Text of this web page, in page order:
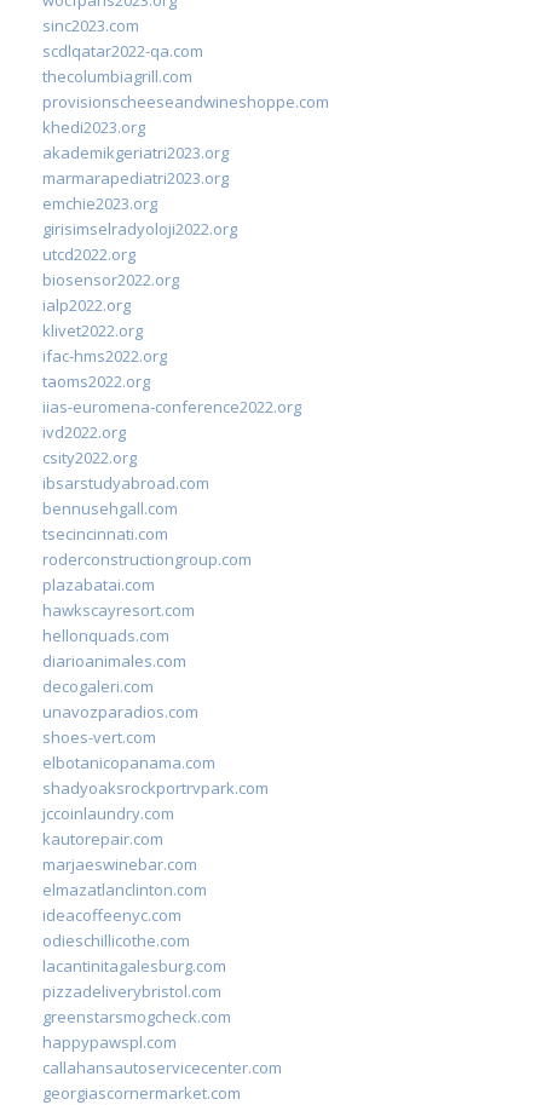
sinc2023.com
scdlqatar2022-qa.com
thecolumbiagrill.com
provisionscheeseandwineshoppe.com
khedi2023.org
akademikgeriatri2023.org
marmarapediatri2023.org
emchie2023.org
girisimselradyoloji2022.org
utcd2022.org
biosensor2022.org
ialp2022.org
klivet2022.org
ifac-hms2022.org
taoms2022.org
iias-euromena-conference2022.org
ivd2022.org
csity2022.org
ibsarstudyabroad.com
bennusehgall.com
tsecincinnati.com
roderconstructiongroup.com
plazabatai.com
hawkscayresort.com
hellonquads.com
diarioanimales.com
decogaleri.com
unavozparadios.com
shoes-vert.com
elbotanicopanama.com
shadyoaksrockportrvpark.com
jccoinlaundry.com
kautorepair.com
marjaeswinebar.com
elmazatlanclinton.com
ideacoffeenyc.com
odieschillicothe.com
lacantinitagalesburg.com
pizzadeliverybristol.com
greenstarsmogcheck.com
happypawspl.com
callahansautoservicecenter.com
georgiascornermarket.com